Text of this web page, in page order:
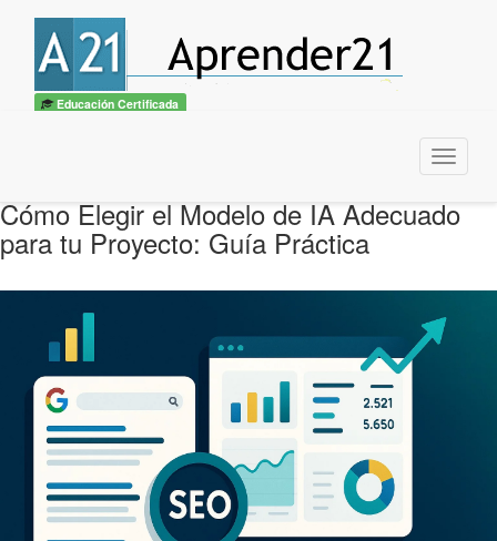
Educación Certificada
Menu
Cómo Elegir el Modelo de IA Adecuado
para tu Proyecto: Guía Práctica